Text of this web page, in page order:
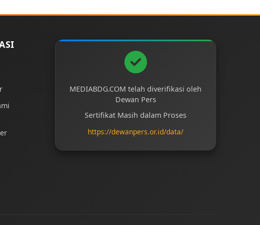
MEDIABDG.COM telah diverifikasi oleh
Dewan Pers
Sertifikat Masih dalam Proses
https://dewanpers.or.id/data/